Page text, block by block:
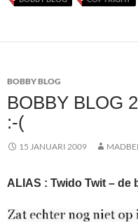
BOBBY BLOG
BOBBY BLOG
:-(
15 JANUARI 2009
ALIAS : Twido Twit – de